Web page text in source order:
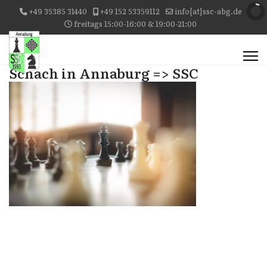
+49 35385 31440 +49 152 53359112
info{at}ssc-abg.de
freitags 15:00-16:00 & 19:00-21:00
Schach in Annaburg => SSC